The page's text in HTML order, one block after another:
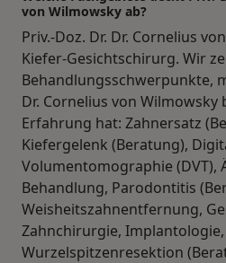
von Wilmowsky ab?
Priv.-Doz. Dr. Dr. Cornelius
Kiefer-Gesichtschirurg. Wir
Behandlungsschwerpunkte,
Dr. Cornelius von Wilmowsky
Erfahrung hat: Zahnersatz
Kiefergelenk (Beratung),
Volumentomographie (DVT),
Behandlung, Parodontitis
Weisheitszahnentfernung,
Zahnchirurgie, Implantologie,
Wurzelspitzenresektion